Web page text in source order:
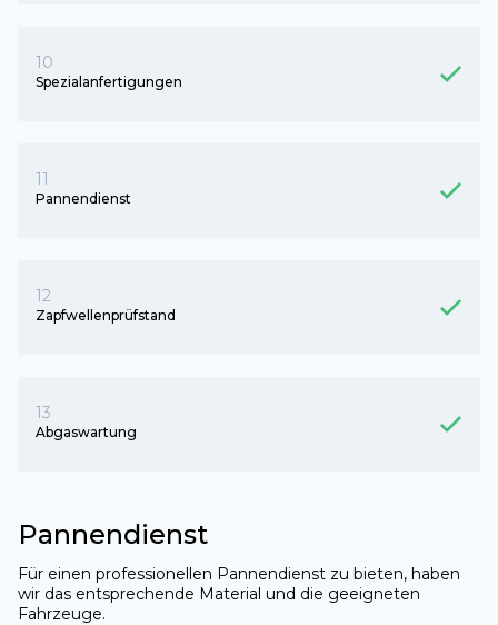
10
Spezialanfertigungen
11
Pannendienst
12
Zapfwellenprüfstand
13
Abgaswartung
Pannendienst
Für einen professionellen Pannendienst zu bieten, haben
wir das entsprechende Material und die geeigneten
Fahrzeuge.